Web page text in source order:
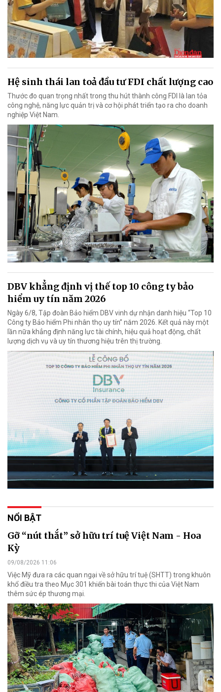
Hệ sinh thái lan toả đầu tư FDI chất lượng cao
Thước đo quan trọng nhất trong thu hút thành công FDI là lan tỏa
công nghệ, năng lực quản trị và cơ hội phát triển tạo ra cho doanh
nghiệp Việt Nam.
DBV khẳng định vị thế top 10 công ty bảo
hiểm uy tín năm 2026
Ngày 6/8, Tập đoàn Bảo hiểm DBV vinh dự nhận danh hiệu “Top 10
Công ty Bảo hiểm Phi nhân thọ uy tín” năm 2026. Kết quả này một
lần nữa khẳng định năng lực tài chính, hiệu quả hoạt động, chất
lượng dịch vụ và uy tín thương hiệu trên thị trường.
NỔI BẬT
Gỡ “nút thắt” sở hữu trí tuệ Việt Nam - Hoa
Kỳ
09/08/2026 11:06
Việc Mỹ đưa ra các quan ngại về sở hữu trí tuệ (SHTT) trong khuôn
khổ điều tra theo Mục 301 khiến bài toán thực thi của Việt Nam
thêm sức ép thương mại.